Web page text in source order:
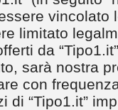
limitato
da
sarà nostra
con
di “Tipo1.it”